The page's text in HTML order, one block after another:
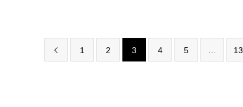
 1 2 3 4 5 13